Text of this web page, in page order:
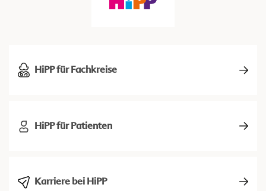
HiPP für Fachkreise
HiPP für Patienten
Karriere bei HiPP